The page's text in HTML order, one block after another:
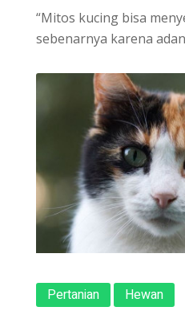
“Mitos kucing bisa
sebenarnya karena
Pertanian Hewan